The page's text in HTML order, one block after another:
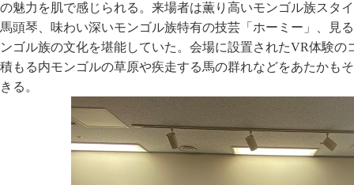
の魅力を肌で感じられる。来場者は薫り高いモンゴル族スタ
馬頭琴、味わい深いモンゴル族特有の技芸「ホーミー」、見
ンゴル族の文化を堪能していた。会場に設置されたVR体験の
積もる内モンゴルの草原や疾走する馬の群れなどをあたかも
きる。